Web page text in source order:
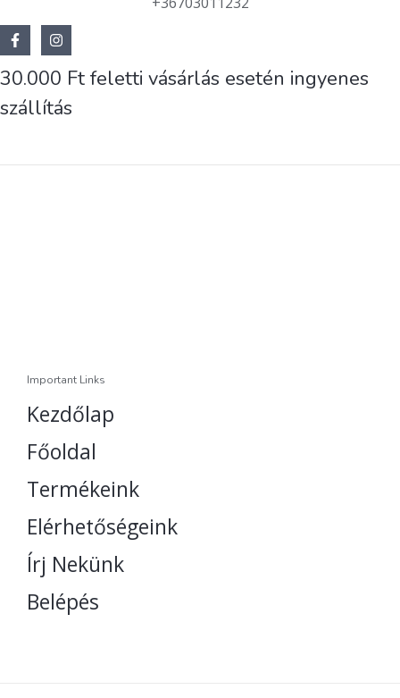
30.000 Ft feletti vásárlás esetén ingyenes
szállítás
Important Links
Kezdőlap
Főoldal
Termékeink
Elérhetőségeink
Írj Nekünk
Belépés